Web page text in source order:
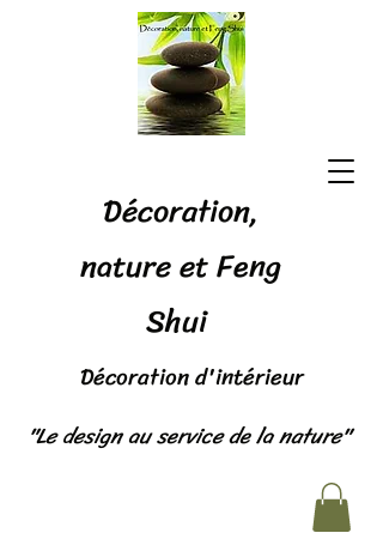
Décoration,
nature et Feng
Shui
Décoration d'intérieur
"Le design au service de la nature"